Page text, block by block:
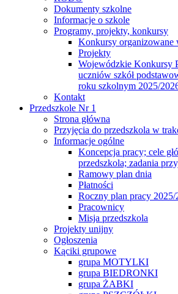
Dokumenty szkolne
Informacje o szkole
Programy, projekty, konkursy
Konkursy organizowane
Projekty
Wojewódzkie Konkursy
uczniów szkół
roku szkolnym 2025/
Kontakt
Przedszkole Nr 1
Strona główna
Przyjęcia do przedszkola w
Informacje ogólne
Koncepcja pracy; cele
przedszkola; zadania
Ramowy plan dnia
Płatności
Roczny plan pracy 2025/
Pracownicy
Misja przedszkola
Projekty unijny
Ogłoszenia
Kąciki grupowe
grupa MOTYLKI
grupa BIEDRONKI
grupa ŻABKI